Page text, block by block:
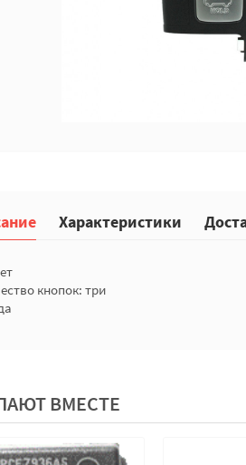
Характеристики
кнопок: три
ВМЕСТЕ